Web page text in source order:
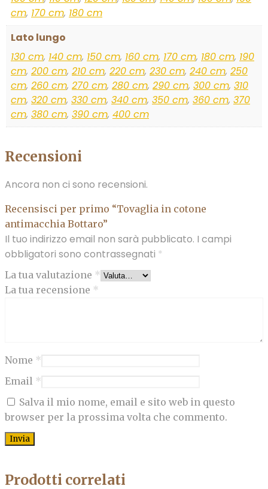
cm, 170 cm, 180 cm
Lato lungo
130 cm, 140 cm, 150 cm, 160 cm, 170 cm, 180 cm, 190
cm, 200 cm, 210 cm, 220 cm, 230 cm, 240 cm, 250
cm, 260 cm, 270 cm, 280 cm, 290 cm, 300 cm, 310
cm, 320 cm, 330 cm, 340 cm, 350 cm, 360 cm, 370
cm, 380 cm, 390 cm, 400 cm
Recensioni
Ancora non ci sono recensioni.
Recensisci per primo “Tovaglia in cotone
antimacchia Bottaro”
Il tuo indirizzo email non sarà pubblicato. I campi
obbligatori sono contrassegnati *
La tua valutazione *
La tua recensione *
Nome *
Email *
Salva il mio nome, email e sito web in questo
browser per la prossima volta che commento.
Prodotti correlati